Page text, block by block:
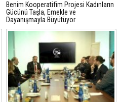
Benim Kooperatifim Projesi Kadınların
Gücünü Taşla, Emekle ve
Dayanışmayla Büyütüyor